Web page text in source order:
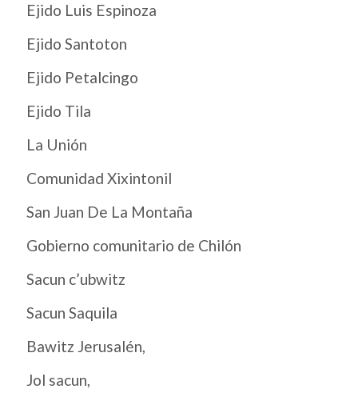
Ejido Luis Espinoza
Ejido Santoton
Ejido Petalcingo
Ejido Tila
La Unión
Comunidad Xixintonil
San Juan De La Montaña
Gobierno comunitario de Chilón
Sacun c’ubwitz
Sacun Saquila
Bawitz Jerusalén,
Jol sacun,